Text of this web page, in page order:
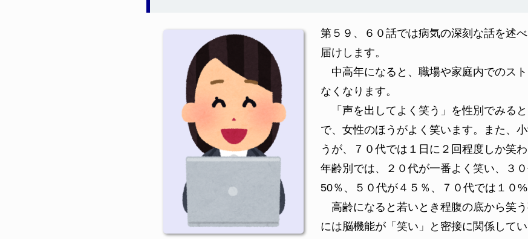
第５９、６０話では病気の深刻な話を述
届けします。
中高年になると、職場や家庭内でのス
なくなります。
「声を出してよく笑う」を性別でみる
で、女性のほうがよく笑います。また、
うが、７０代では１日に２回程度しか笑
年齢別では、２０代が一番よく笑い、３
50％、５０代が４５％、７０代では１０%
高齢になると若いとき程腹の底から笑
には脳機能が「笑い」と密接に関係して